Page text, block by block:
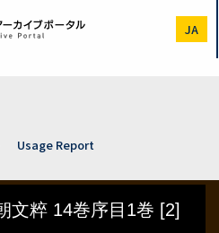
JA
Usage Report